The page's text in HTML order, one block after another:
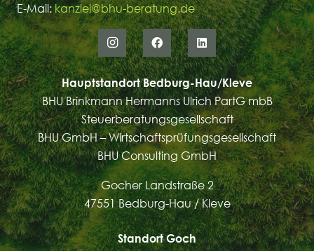
E-Mail:kanzlei@bhu-beratung.de
Hauptstandort Bedburg-Hau/Kleve
BHU Brinkmann Hermanns Ulrich PartG mbB
Steuerberatungsgesellschaft
BHU GmbH – Wirtschaftsprüfungsgesellschaft
BHU Consulting GmbH
Gocher Landstraße 2
47551 Bedburg-Hau / Kleve
Standort Goch